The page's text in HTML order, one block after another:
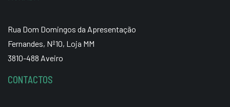
Rua Dom Domingos da Apresentação
Fernandes, Nº10, Loja MM
3810-488 Aveiro
CONTACTOS